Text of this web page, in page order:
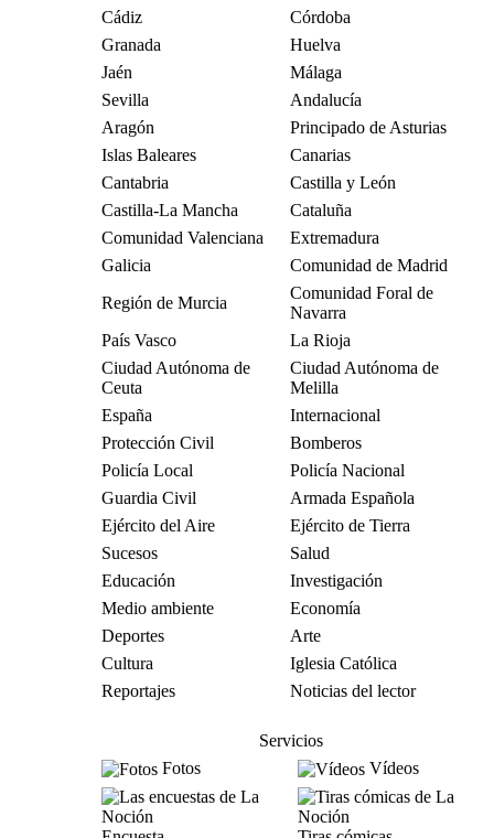
Cádiz
Córdoba
Granada
Huelva
Jaén
Málaga
Sevilla
Andalucía
Aragón
Principado de Asturias
Islas Baleares
Canarias
Cantabria
Castilla y León
Castilla-La Mancha
Cataluña
Comunidad Valenciana
Extremadura
Galicia
Comunidad de Madrid
Región de Murcia
Comunidad Foral de
Navarra
País Vasco
La Rioja
Ciudad Autónoma de
Ceuta
Ciudad Autónoma de
Melilla
España
Internacional
Protección Civil
Bomberos
Policía Local
Policía Nacional
Guardia Civil
Armada Española
Ejército del Aire
Ejército de Tierra
Sucesos
Salud
Educación
Investigación
Medio ambiente
Economía
Deportes
Arte
Cultura
Iglesia Católica
Reportajes
Noticias del lector
Servicios
Fotos
Vídeos